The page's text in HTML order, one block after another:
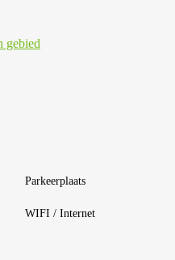
gebied
Parkeerplaats
WIFI / Internet